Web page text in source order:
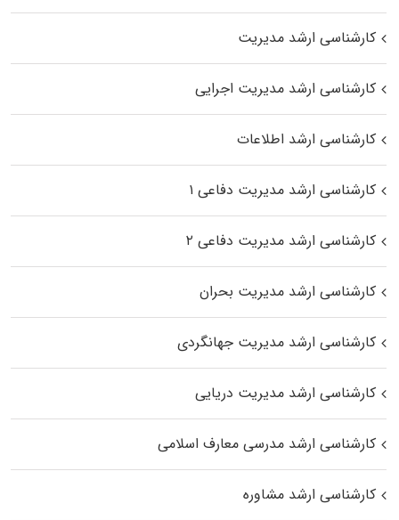
کارشناسی ارشد مدیریت
کارشناسی ارشد مدیریت اجرایی
کارشناسی ارشد اطلاعات
کارشناسی ارشد مدیریت دفاعی ۱
کارشناسی ارشد مدیریت دفاعی ۲
کارشناسی ارشد مدیریت بحران
کارشناسی ارشد مدیریت جهانگردی
کارشناسی ارشد مدیریت دریایی
کارشناسی ارشد مدرسی معارف اسلامی
کارشناسی ارشد مشاوره